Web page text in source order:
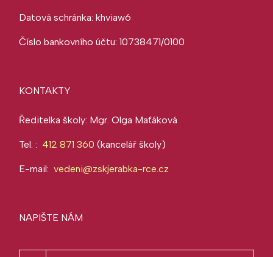
Datová schránka: khviaw6
Číslo bankovního účtu: 10738471/0100
KONTAKTY
Ředitelka školy: Mgr. Olga Maťáková
Tel. : 412 871 360 (kancelář školy)
E-mail: vedeni@zskjerabka-rce.cz
NAPIŠTE NÁM